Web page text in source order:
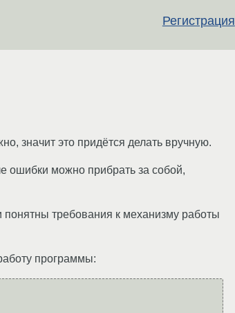
Регистрация
значит это придётся делать вручную.
ошибки можно прибрать за собой,
требования к механизму работы
программы: